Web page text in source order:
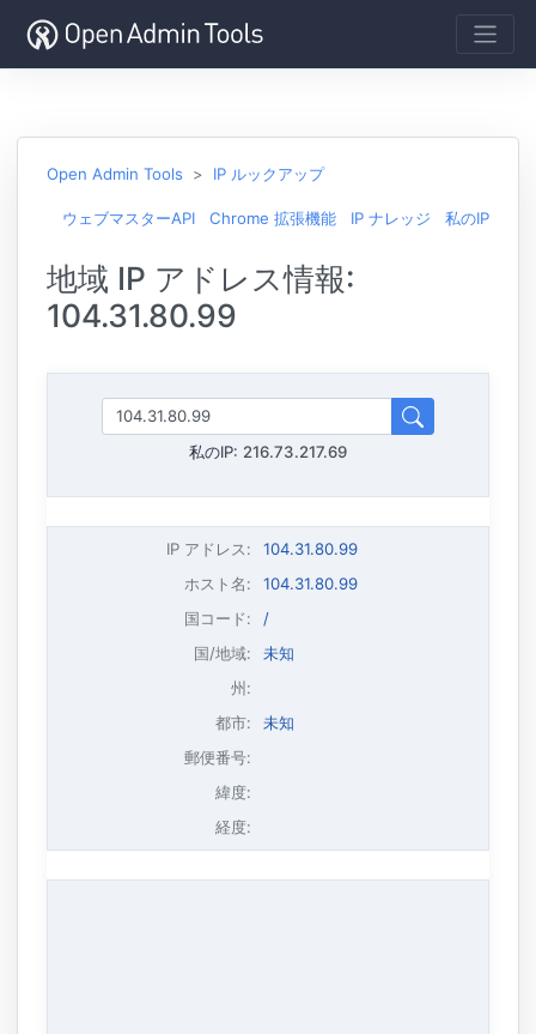
Open Admin Tools IP ルックアップ
ウェブマスターAPI Chrome 拡張機能 IP ナレッジ 私のIP
地域 IP アドレス情報:
104.31.80.99
私のIP: 216.73.217.69
IP アドレス:
104.31.80.99
ホスト名:
104.31.80.99
国コード:
/
国/地域:
未知
州:
都市:
未知
郵便番号:
緯度:
経度: